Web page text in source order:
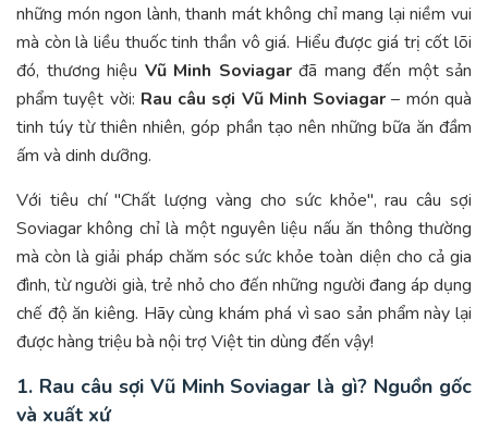
những món ngon lành, thanh mát không chỉ mang lại niềm vui
mà còn là liều thuốc tinh thần vô giá. Hiểu được giá trị cốt lõi
đó, thương hiệu Vũ Minh Soviagarđã mang đến một sản
phẩm tuyệt vời: Rau câu sợi Vũ Minh Soviagar – món quà
tinh túy từ thiên nhiên, góp phần tạo nên những bữa ăn đầm
ấm và dinh dưỡng.
Với tiêu chí "Chất lượng vàng cho sức khỏe", rau câu sợi
Soviagar không chỉ là một nguyên liệu nấu ăn thông thường
mà còn là giải pháp chăm sóc sức khỏe toàn diện cho cả gia
đình, từ người già, trẻ nhỏ cho đến những người đang áp dụng
chế độ ăn kiêng. Hãy cùng khám phá vì sao sản phẩm này lại
được hàng triệu bà nội trợ Việt tin dùng đến vậy!
1. Rau câu sợi Vũ Minh Soviagar là gì? Nguồn gốc
và xuất xứ